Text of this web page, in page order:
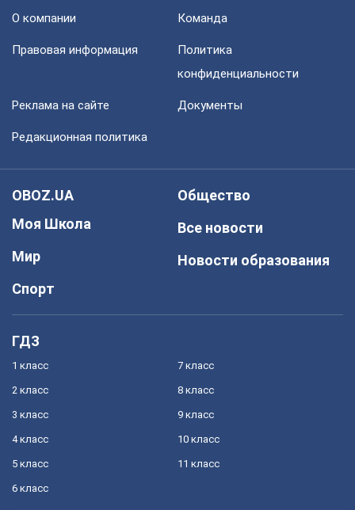
О компании Команда
Правовая информация
Политика
конфиденциальности
Реклама на сайте Документы
Редакционная политика
OBOZ.UA
Моя Школа
Мир
Спорт
Общество
Все новости
Новости образования
ГДЗ
1 класс
2 класс
3 класс
4 класс
5 класс
6 класс
7 класс
8 класс
9 класс
10 класс
11 класс